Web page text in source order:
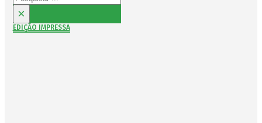
×
EDIÇÃO IMPRESSA